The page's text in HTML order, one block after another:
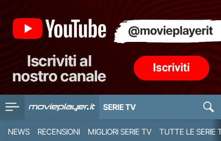
SERIE TV
NEWS RECENSIONI MIGLIORI SERIE TV TUTTE LE SERIE